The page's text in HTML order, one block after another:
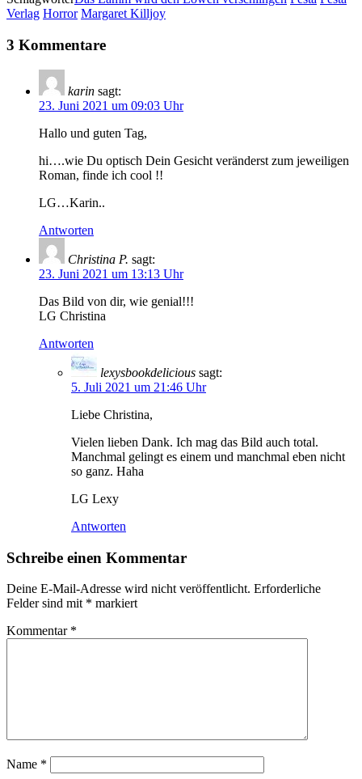
Verlag Horror Margaret Killjoy
3 Kommentare
karin sagt:
23. Juni 2021 um 09:03 Uhr
Hallo und guten Tag,
hi….wie Du optisch Dein Gesicht veränderst zum jeweiligen
Roman, finde ich cool !!
LG…Karin..
Antworten
Christina P. sagt:
23. Juni 2021 um 13:13 Uhr
Das Bild von dir, wie genial!!!
LG Christina
Antworten
lexysbookdelicious sagt:
5. Juli 2021 um 21:46 Uhr
Liebe Christina,
Vielen lieben Dank. Ich mag das Bild auch total.
Manchmal gelingt es einem und manchmal eben nicht
so ganz. Haha
LG Lexy
Antworten
Schreibe einen Kommentar
Deine E-Mail-Adresse wird nicht veröffentlicht. Erforderliche
Felder sind mit * markiert
Kommentar *
Name *